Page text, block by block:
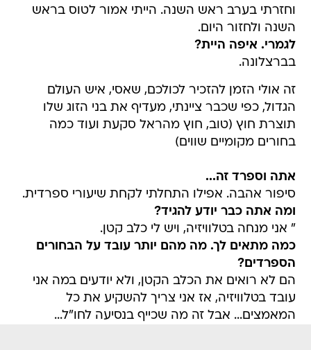
וחזרתי בערב ראש השנה. הייתי אמור לטוס בראש
השנה ולחזור היום.
לגמרי. איפה היית?
בברצלונה.
זה אולי הזמן להזכיר לכולכם, שאסי, איש העולם
הגדול, כפי שכבר ציינתי, מעדיף את בני הזוג שלו
תוצרת חוץ (טוב, חוץ מהראל סקעת ועוד כמה
בחורים מקומיים שווים)
אתה וספרד זה...
סיפור אהבה. אפילו התחלתי לקחת שיעורי ספרדית.
ומה אתה כבר יודע להגיד?
" אני מנחה בטלוויזיה, ויש לי כלב קטן.
כמה מתאים לך. מה מהם יותר עובד על הבחורים
הספרדים?
הם לא רואים את הכלב הקטן, ולא יודעים במה אני
עובד בטלוויזיה, אז אני צריך להשקיע את כל
המאמצים... אבל זה מה שכייף בנסיעה לחו"ל...